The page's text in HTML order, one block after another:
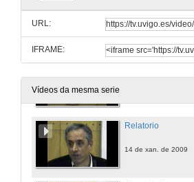
URL:
IFRAME:
Vídeos da mesma serie
Presentación
Relatorio
14 de xan. de 2009